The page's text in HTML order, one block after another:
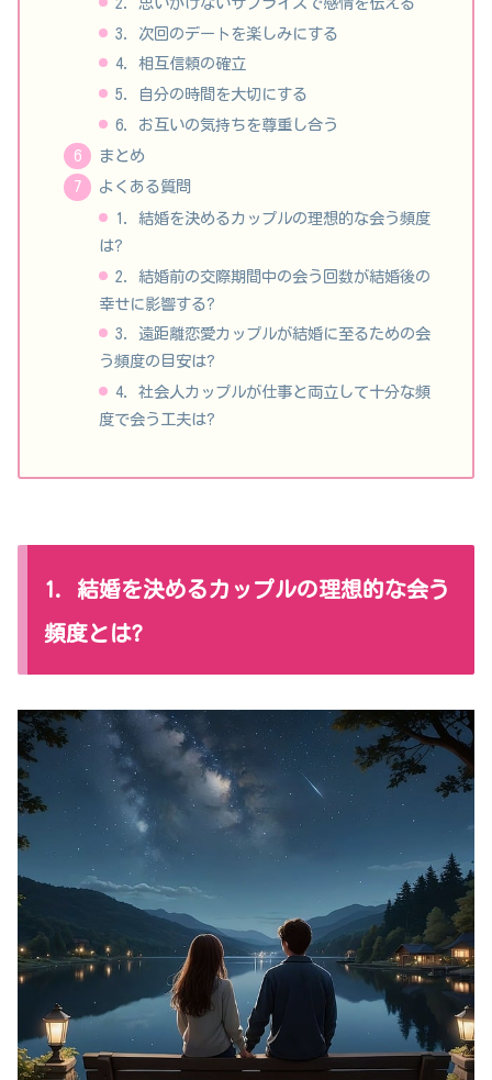
3. 次回のデートを楽しみにする
4. 相互信頼の確立
5. 自分の時間を大切にする
6. お互いの気持ちを尊重し合う
まとめ
よくある質問
1. 結婚を決めるカップルの理想的な会う頻度
は?
2. 結婚前の交際期間中の会う回数が結婚後の
幸せに影響する?
3. 遠距離恋愛カップルが結婚に至るための会
う頻度の目安は?
4. 社会人カップルが仕事と両立して十分な頻
度で会う工夫は?
1. 結婚を決めるカップルの理想的な会う
頻度とは?